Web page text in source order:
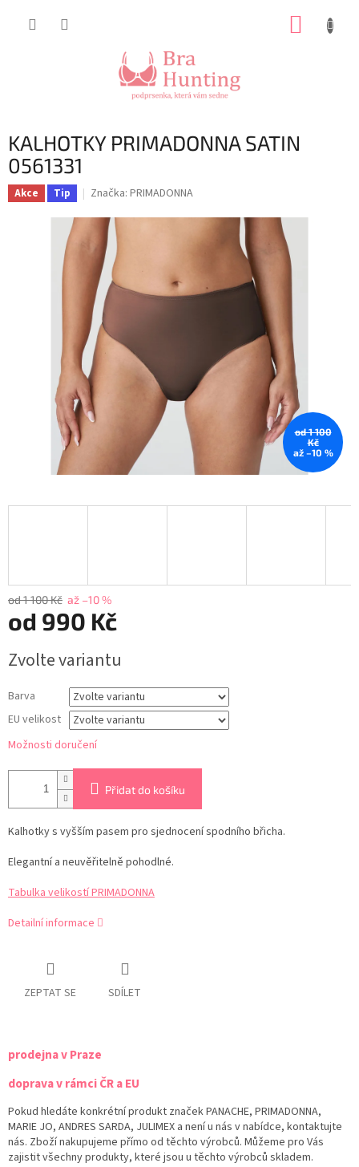
KALHOTKY PRIMADONNA SATIN
0561331
Akce Tip Značka: PRIMADONNA
od 1 100
Kč
až –10 %
od 1 100 Kč až –10 %
od 990 Kč
cena:
Zvolte variantu
Barva
EU velikost
Možnosti doručení
Přidat do košíku
Kalhotky s vyšším pasem pro sjednocení spodního břicha.
Elegantní a neuvěřitelně pohodlné.
Tabulka velikostí PRIMADONNA
Detailní informace
ZEPTAT SE SDÍLET
prodejna v Praze
doprava v rámci ČR a EU
Pokud hledáte konkrétní produkt značek PANACHE, PRIMADONNA,
MARIE JO, ANDRES SARDA, JULIMEX a není u nás v nabídce, kontaktujte
nás. Zboží nakupujeme přímo od těchto výrobců. Můžeme pro Vás
zajistit všechny produkty, které jsou u těchto výrobců skladem.